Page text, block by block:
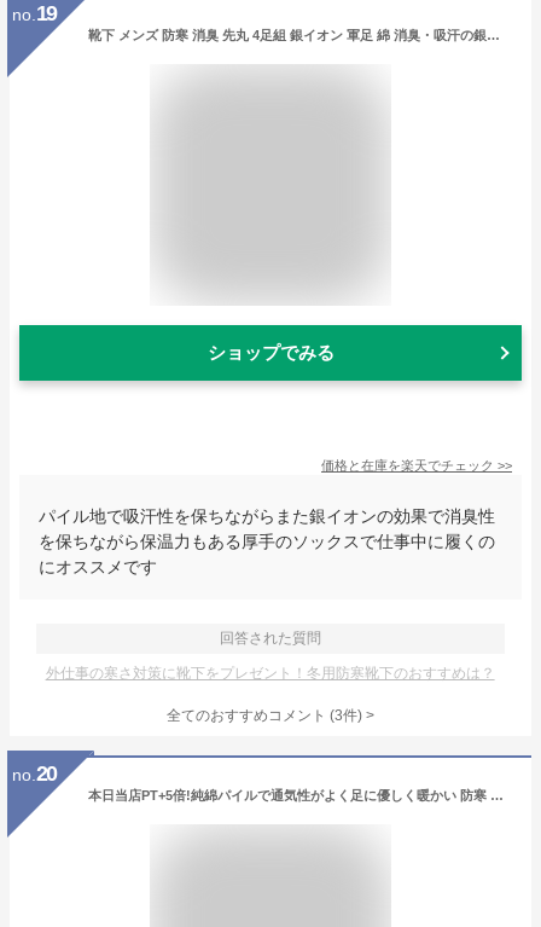
no. 19
靴下 メンズ 防寒 消臭 先丸 4足組 銀イオン 軍足 綿 消臭・吸汗の銀イオン使用靴下 純綿で通気性がよくパイル地だから足に優しく暖かい ソックス 24.5〜27cm AC730| 送料無料 紳士 保温 抗菌 厚手 冬用 メンズソックス あったか 暖かい 作業靴下 安全靴 冬 セット
ショップでみる
価格と在庫を楽天でチェック >>
パイル地で吸汗性を保ちながらまた銀イオンの効果で消臭性
を保ちながら保温力もある厚手のソックスで仕事中に履くの
にオススメです
回答された質問
外仕事の寒さ対策に靴下をプレゼント！冬用防寒靴下のおすすめは？
全てのおすすめコメント (3件) >
no. 20
本日当店PT+5倍!純綿パイルで通気性がよく足に優しく暖かい 防寒 先丸靴下 グレー 3足組 メンズ ソックス 24.5〜27cm 軍足 JP732 | 靴下 紳士 保温 厚手 冬用 先丸 綿 送料無料 作業用 作業靴下 安全靴 安全靴用靴下 防寒靴